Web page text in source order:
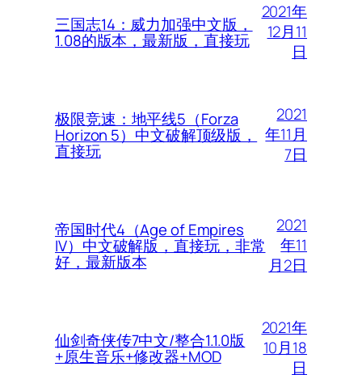
三国志14：威力加强中文版，
1.08的版本，最新版，直接玩
2021年
12月11
日
极限竞速：地平线5（Forza
Horizon 5）中文破解顶级版，
直接玩
2021
年11月
7日
帝国时代4（Age of Empires
IV）中文破解版，直接玩，非常
好，最新版本
2021
年11
月2日
仙剑奇侠传7中文/整合1.1.0版
+原生音乐+修改器+MOD
2021年
10月18
日